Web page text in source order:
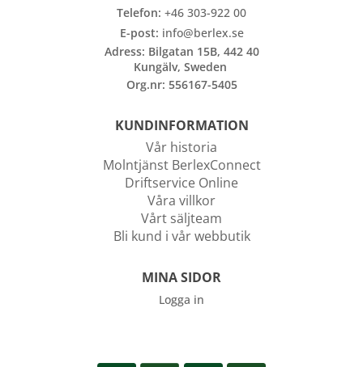
Telefon: +46 303-922 00
E-post: info@berlex.se
Adress: Bilgatan 15B, 442 40
Kungälv, Sweden
Org.nr: 556167-5405
KUNDINFORMATION
Vår historia
Molntjänst BerlexConnect
Driftservice Online
Våra villkor
Vårt säljteam
Bli kund i vår webbutik
MINA SIDOR
Logga in